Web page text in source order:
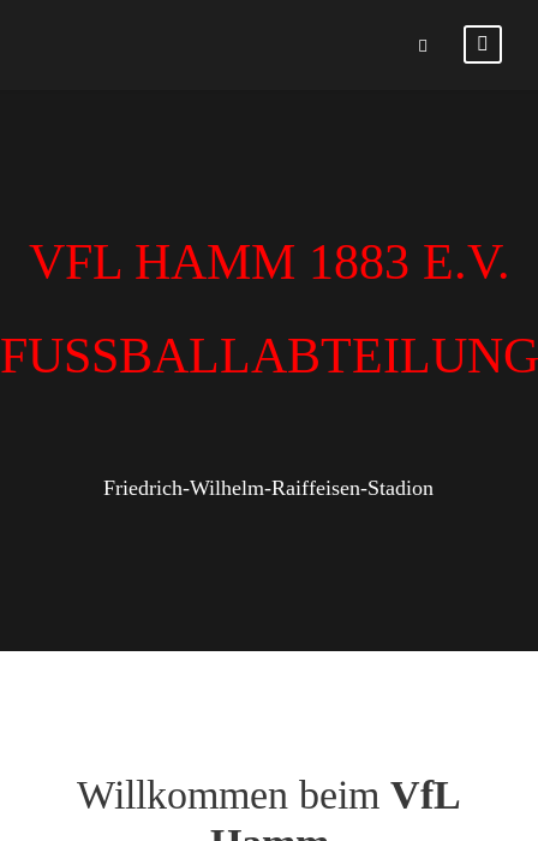
VFL HAMM 1883 E.V.
FUSSBALLABTEILUNG
Friedrich-Wilhelm-Raiffeisen-Stadion
Willkommen beim VfL